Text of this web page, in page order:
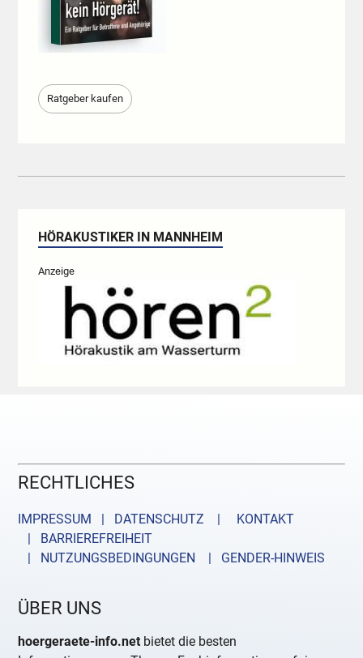
Ratgeber kaufen
HÖRAKUSTIKER IN MANNHEIM
Anzeige
RECHTLICHES
IMPRESSUM | DATENSCHUTZ |
KONTAKT
| BARRIEREFREIHEIT
| NUTZUNGSBEDINGUNGEN
| GENDER-HINWEIS
ÜBER UNS
hoergeraete-info.net bietet die besten